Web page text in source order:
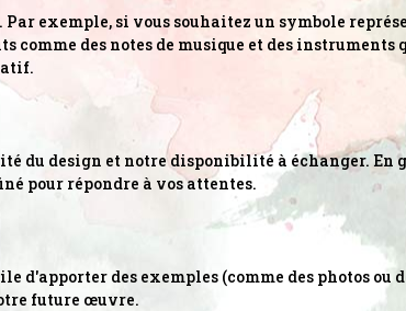
exemple, si vous souhaitez un symbole
des notes de musique et des instruments
du design et notre disponibilité à échanger. En
pour répondre à vos attentes.
des exemples (comme des photos ou
future œuvre.